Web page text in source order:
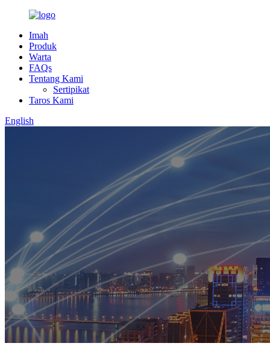
Imah
Produk
Warta
FAQs
Tentang Kami
Sertipikat
Taros Kami
English